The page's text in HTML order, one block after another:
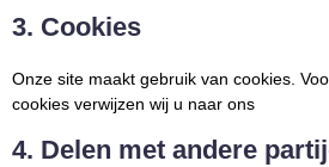
3. Cookies
Onze site maakt gebruik van cookies.
cookies verwijzen wij u naar ons
4. Delen met andere